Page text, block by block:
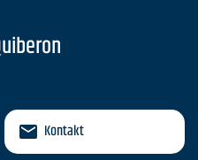
Kontakt